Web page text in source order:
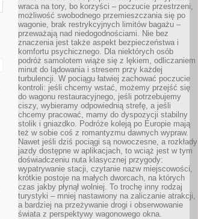
wraca na tory, bo korzyści – poczucie przestrzeni,
możliwość swobodnego przemieszczania się po
wagonie, brak restrykcyjnych limitów bagażu –
przeważają nad niedogodnościami. Nie bez
znaczenia jest także aspekt bezpieczeństwa i
komfortu psychicznego. Dla niektórych osób
podróż samolotem wiąże się z lękiem, odliczaniem
minut do lądowania i stresem przy każdej
turbulencji. W pociągu łatwiej zachować poczucie
kontroli: jeśli chcemy wstać, możemy przejść się
do wagonu restauracyjnego, jeśli potrzebujemy
ciszy, wybieramy odpowiednią strefę, a jeśli
chcemy pracować, mamy do dyspozycji stabilny
stolik i gniazdko. Podróże koleją po Europie mają
też w sobie coś z romantyzmu dawnych wypraw.
Nawet jeśli dziś pociągi są nowoczesne, a rozkłady
jazdy dostępne w aplikacjach, to wciąż jest w tym
doświadczeniu nuta klasycznej przygody:
wypatrywanie stacji, czytanie nazw miejscowości,
krótkie postoje na małych dworcach, na których
czas jakby płynął wolniej. To trochę inny rodzaj
turystyki – mniej nastawiony na zaliczanie atrakcji,
a bardziej na przeżywanie drogi i obserwowanie
świata z perspektywy wagonowego okna.